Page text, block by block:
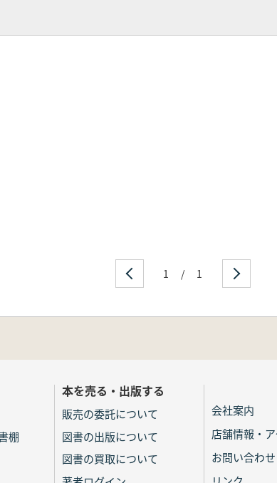
1 / 1
棚
本を売る・出版する
販売の委託について
図書の出版について
図書の買取について
会社案内
店舗情報・
お問い合わせ